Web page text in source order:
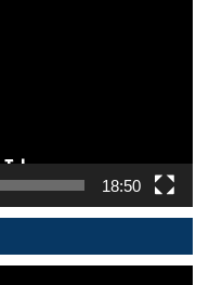
18:50